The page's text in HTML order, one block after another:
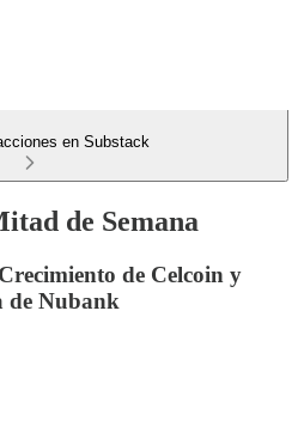
en Substack
de Semana
de Celcoin y
de Nubank